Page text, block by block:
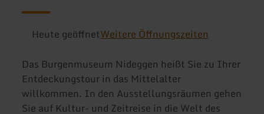
Heute geöffnetWeitere Öffnungszeiten
Das Burgenmuseum Nideggen heißt Sie zu Ihrer
Entdeckungstour in das Mittelalter
willkommen. In den Ausstellungsräumen gehen
Sie auf Kultur- und Zeitreise in die Welt des